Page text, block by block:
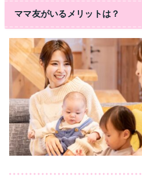
ママ友がいるメリットは？